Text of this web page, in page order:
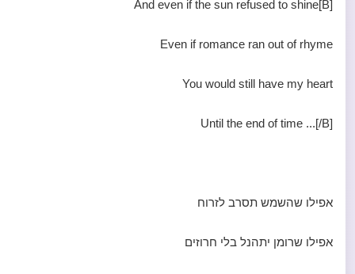
[B]And even if the sun refused to shine
Even if romance ran out of rhyme
You would still have my heart
Until the end of time ...[/B]
אפילו שהשמש תסרב לזרוח
אפילו שרומן יתהנל בלי חרוזים